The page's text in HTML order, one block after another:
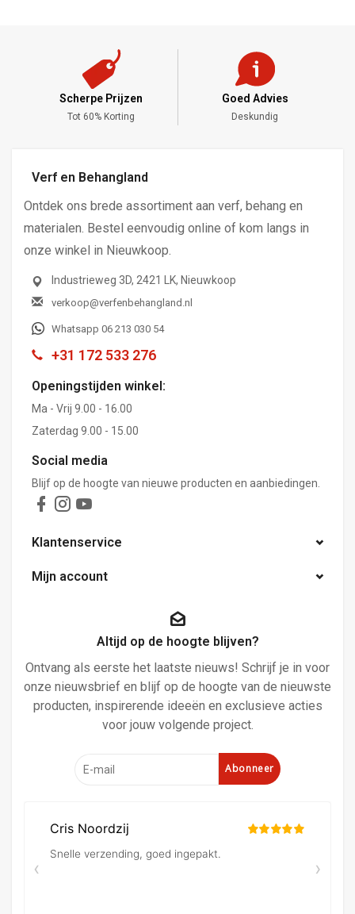
Scherpe Prijzen
Tot 60% Korting
Goed Advies
Deskundig
Verf en Behangland
Ontdek ons brede assortiment aan verf, behang en
materialen. Bestel eenvoudig online of kom langs in
onze winkel in Nieuwkoop.
Industrieweg 3D, 2421 LK, Nieuwkoop
verkoop@verfenbehangland.nl
Whatsapp 06 213 030 54
+31 172 533 276
Openingstijden winkel:
Ma - Vrij 9.00 - 16.00
Zaterdag 9.00 - 15.00
Social media
Blijf op de hoogte van nieuwe producten en aanbiedingen.
Klantenservice
Mijn account
Altijd op de hoogte blijven?
Ontvang als eerste het laatste nieuws! Schrijf je in voor
onze nieuwsbrief en blijf op de hoogte van de nieuwste
producten, inspirerende ideeën en exclusieve acties
voor jouw volgende project.
Abonneer